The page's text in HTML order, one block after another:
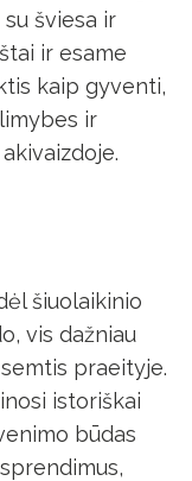
šviesa ir
ir esame
kaip gyventi,
ir
šiuolaikinio
vis dažniau
praeityje.
istoriškai
būdas